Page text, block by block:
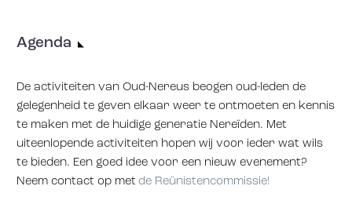
Agenda
De activiteiten van Oud-Nereus beogen oud-leden de
gelegenheid te geven elkaar weer te ontmoeten en kennis
te maken met de huidige generatie Nereïden. Met
uiteenlopende activiteiten hopen wij voor ieder wat wils
te bieden. Een goed idee voor een nieuw evenement?
Neem contact op met de Reünistencommissie!